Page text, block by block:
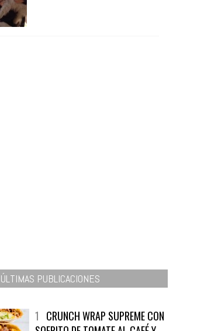
ÚLTIMAS PUBLICACIONES